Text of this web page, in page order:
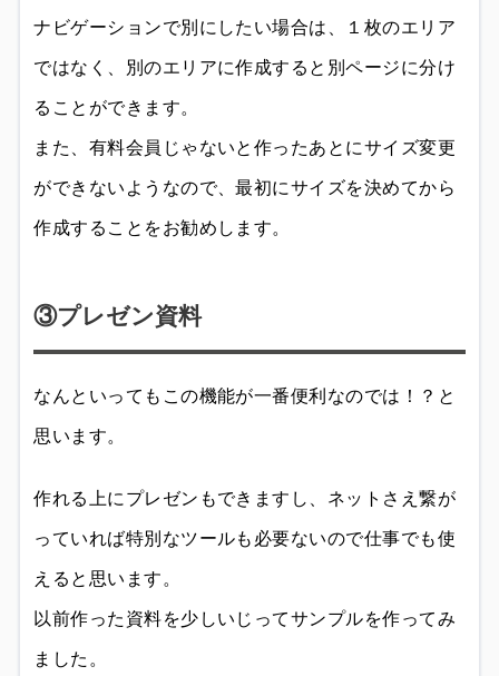
ナビゲーションで別にしたい場合は、１枚のエリア
ではなく、別のエリアに作成すると別ページに分け
ることができます。
また、有料会員じゃないと作ったあとにサイズ変更
ができないようなので、最初にサイズを決めてから
作成することをお勧めします。
③プレゼン資料
なんといってもこの機能が一番便利なのでは！？と
思います。
作れる上にプレゼンもできますし、ネットさえ繋が
っていれば特別なツールも必要ないので仕事でも使
えると思います。
以前作った資料を少しいじってサンプルを作ってみ
ました。